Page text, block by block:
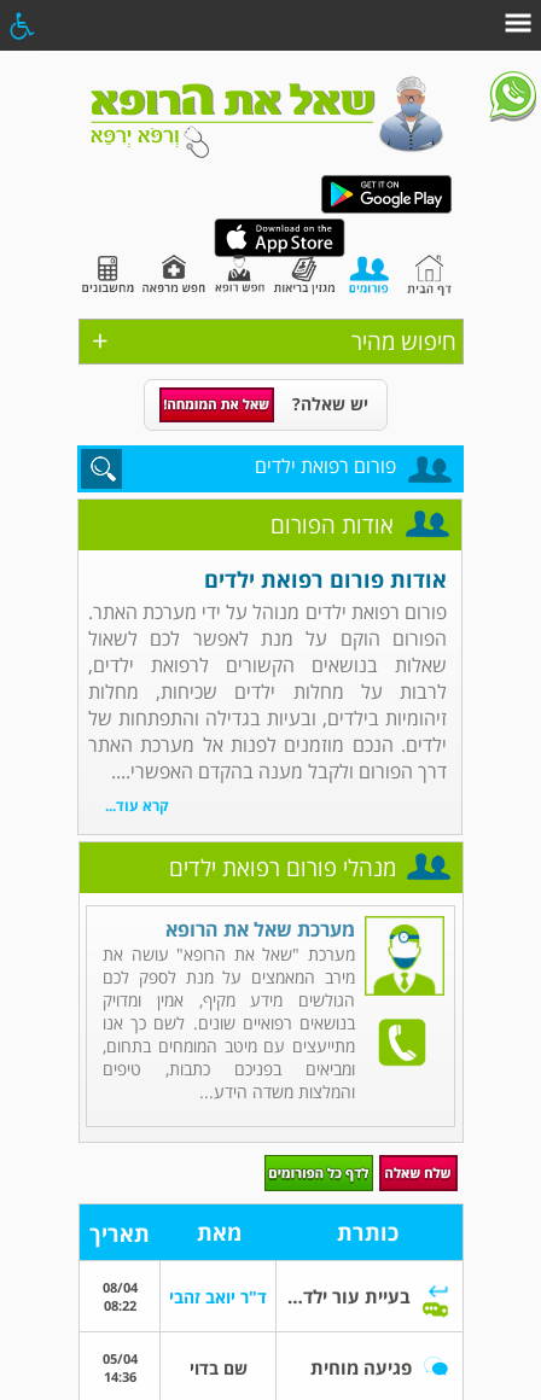
+ חיפוש מהיר
יש שאלה?
פורום רפואת ילדים
אודות הפורום
אודות פורום רפואת ילדים
פורום רפואת ילדים מנוהל על ידי מערכת האתר.
הפורום הוקם על מנת לאפשר לכם לשאול
שאלות בנושאים הקשורים לרפואת ילדים,
לרבות על מחלות ילדים שכיחות, מחלות
זיהומיות בילדים, ובעיות בגדילה והתפתחות של
ילדים. הנכם מוזמנים לפנות אל מערכת האתר
דרך הפורום ולקבל מענה בהקדם האפשרי....
קרא עוד...
מנהלי פורום רפואת ילדים
מערכת שאל את הרופא
מערכת "שאל את הרופא" עושה את
מירב המאמצים על מנת לספק לכם
הגולשים מידע מקיף, אמין ומדויק
בנושאים רפואיים שונים. לשם כך אנו
מתייעצים עם מיטב המומחים בתחום,
ומביאים בפניכם כתבות, טיפים
והמלצות משדה הידע...
כותרת מאת תאריך
בעיית עור ילד בן 5 ד"ר יואב זהבי
08/04
08:22
פגיעה מוחית שם בדוי
05/04
14:36